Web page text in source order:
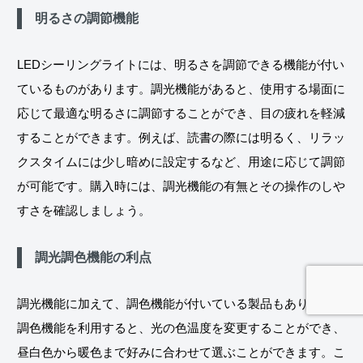
明るさの調節機能
LEDシーリングライトには、明るさを調節できる機能が付い
ているものがあります。調光機能があると、使用する場面に
応じて最適な明るさに調節することができ、目の疲れを軽減
することができます。例えば、読書の際には明るく、リラッ
クスタイムには少し暗めに設定するなど、用途に応じて調節
が可能です。購入時には、調光機能の有無とその操作のしや
すさを確認しましょう。
調光調色機能の利点
調光機能に加えて、調色機能が付いている製品もあります。
調色機能を利用すると、光の色温度を変更することができ、
昼白色から暖色まで好みに合わせて選ぶことができます。こ